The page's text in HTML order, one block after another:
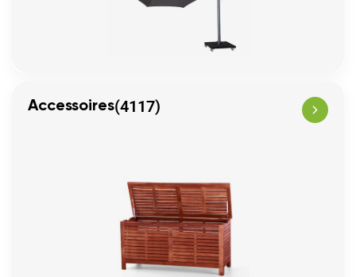
Accessoires(4117)